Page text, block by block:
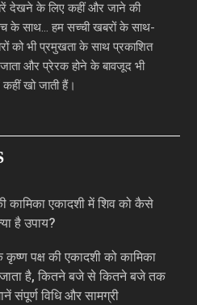
देखने के लिए कहीं और जाने की
के साथ… हम सच्ची खबरों के साथ-
को भी प्रमुखता के साथ प्रकाशित
और प्रेरक होने के बावजूद भी
खो जाती हैं।
कामिका एकादशी में शिव को कैसे
है उपाय?
पक्ष की एकादशी को कामिका
जाता है, कितने बजे से कितने बजे तक
संपूर्ण विधि और सामग्री